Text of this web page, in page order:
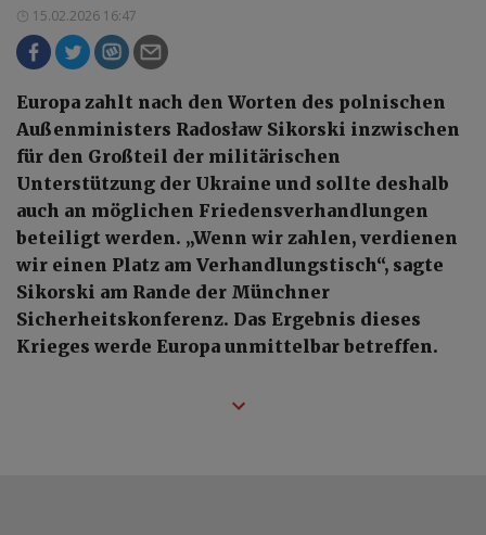
15.02.2026 16:47
Europa zahlt nach den Worten des polnischen
Außenministers Radosław Sikorski inzwischen
für den Großteil der militärischen
Unterstützung der Ukraine und sollte deshalb
auch an möglichen Friedensverhandlungen
beteiligt werden. „Wenn wir zahlen, verdienen
wir einen Platz am Verhandlungstisch“, sagte
Sikorski am Rande der Münchner
Sicherheitskonferenz. Das Ergebnis dieses
Krieges werde Europa unmittelbar betreffen.